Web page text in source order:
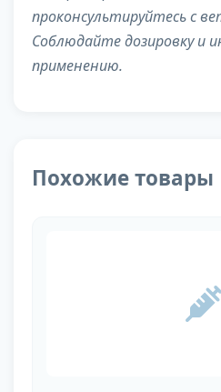
проконсультируйтесь с
Соблюдайте дозировку и
применению.
Похожие товары